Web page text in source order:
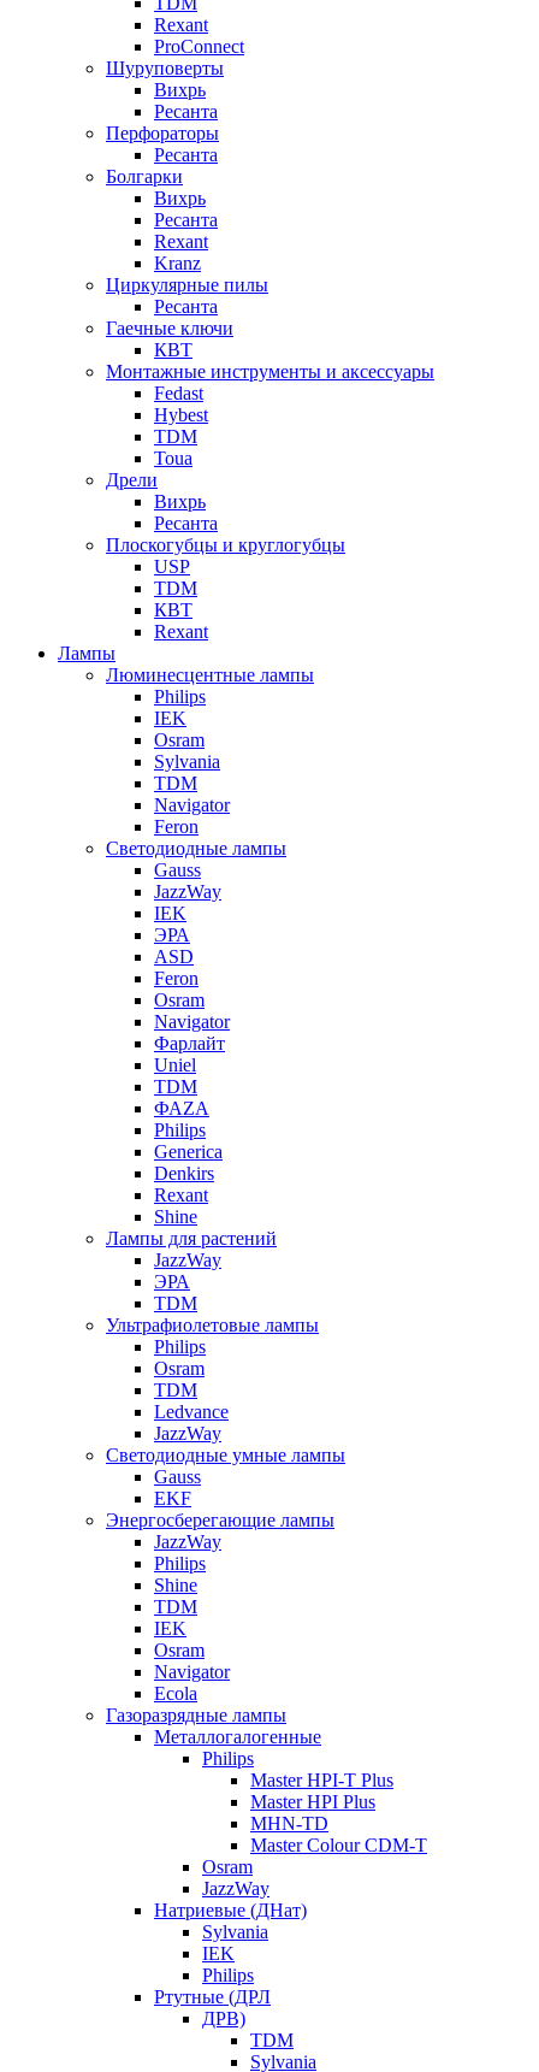
Rexant
ProConnect
Шуруповерты
Вихрь
Ресанта
Перфораторы
Ресанта
Болгарки
Вихрь
Ресанта
Rexant
Kranz
Циркулярные пилы
Ресанта
Гаечные ключи
КВТ
Монтажные инструменты и аксессуары
Fedast
Hybest
TDM
Toua
Дрели
Вихрь
Ресанта
Плоскогубцы и круглогубцы
USP
TDM
КВТ
Rexant
Лампы
Люминесцентные лампы
Philips
IEK
Osram
Sylvania
TDM
Navigator
Feron
Светодиодные лампы
Gauss
JazzWay
IEK
ЭРА
ASD
Feron
Osram
Navigator
Фарлайт
Uniel
TDM
ФАZА
Philips
Generica
Denkirs
Rexant
Shine
Лампы для растений
JazzWay
ЭРА
TDM
Ультрафиолетовые лампы
Philips
Osram
TDM
Ledvance
JazzWay
Светодиодные умные лампы
Gauss
EKF
Энергосберегающие лампы
JazzWay
Philips
Shine
TDM
IEK
Osram
Navigator
Ecola
Газоразрядные лампы
Металлогалогенные
Philips
Master HPI-T Plus
Master HPI Plus
MHN-TD
Master Colour CDM-T
Osram
JazzWay
Натриевые (ДНат)
Sylvania
IEK
Philips
Ртутные (ДРЛ
ДРВ)
TDM
Sylvania